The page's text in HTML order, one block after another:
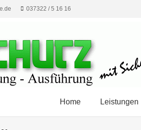
037322 / 5 16 16
Home Leistungen